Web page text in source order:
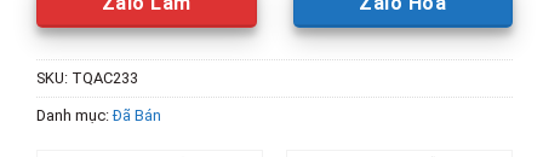
SKU: TQAC233
Danh mục:Đã Bán